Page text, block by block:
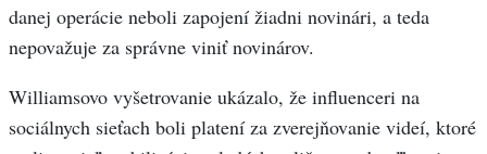
danej operácie neboli zapojení žiadni novinári, a teda
nepovažuje za správne viniť novinárov.
Williamsovo vyšetrovanie ukázalo, že influenceri na
sociálnych sieťach boli platení za zverejňovanie videí, ktoré